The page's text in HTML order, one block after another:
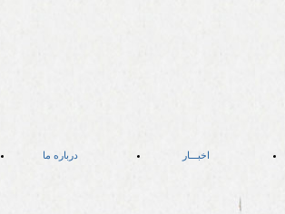
اخبـــار درباره ما